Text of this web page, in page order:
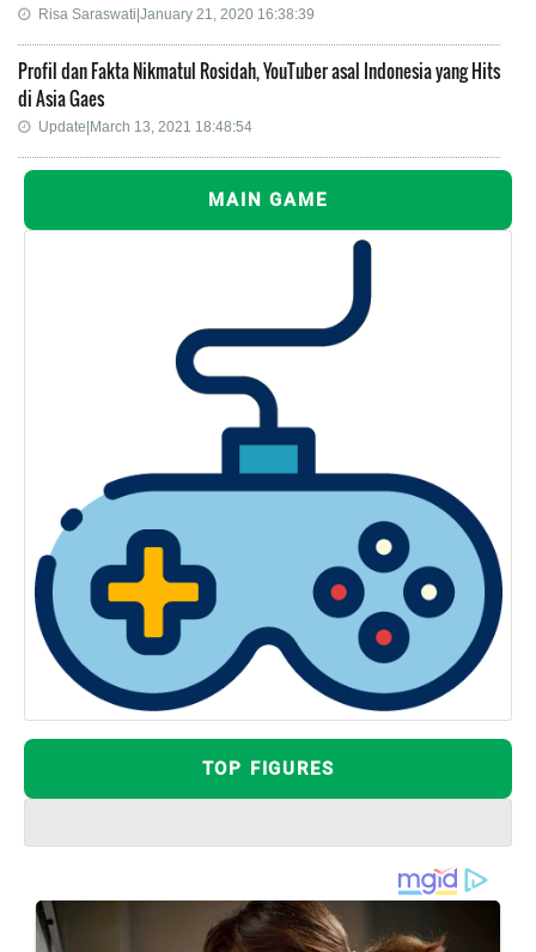
Risa Saraswati|January 21, 2020 16:38:39
Profil dan Fakta Nikmatul Rosidah, YouTuber asal Indonesia yang Hits
di Asia Gaes
Update|March 13, 2021 18:48:54
MAIN GAME
TOP FIGURES